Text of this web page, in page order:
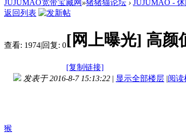
JUJUMAO宽带宝藏网 »猪猪猫论坛 › JUJUMAO -
返回列表
查看: 1974|回复: 0[网上曝光] 高颜
[复制链接]
猴
发表于 2016-8-7 15:13:22 | 显示全部楼层 |阅读